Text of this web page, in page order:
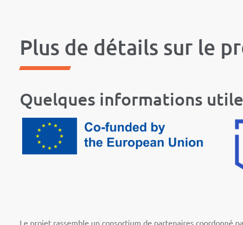
Plus de détails sur le
Quelques informations
Le projet rassemble un consortium de partenaires coordonné